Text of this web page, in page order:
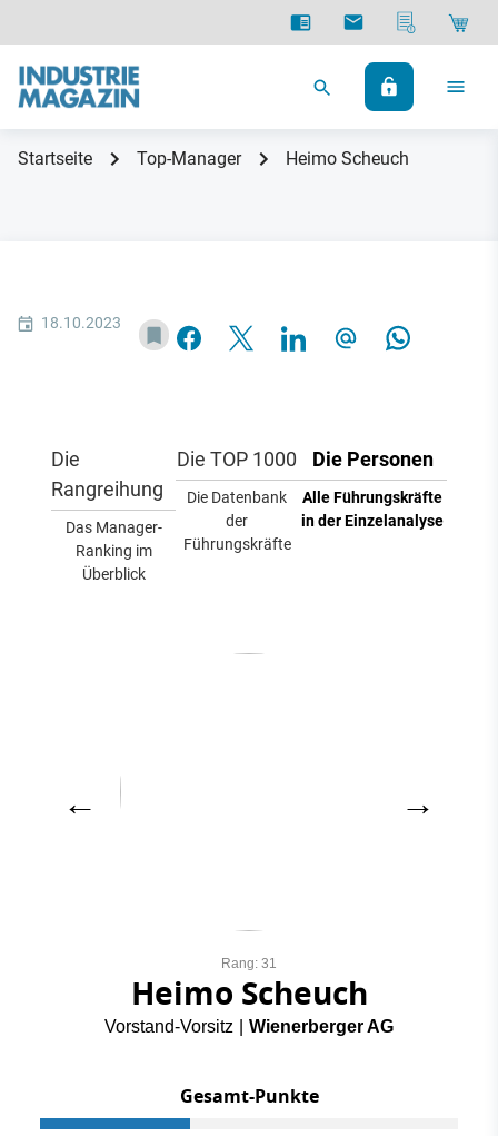
Startseite Top-Manager Heimo Scheuch
18.10.2023
Die
Rangreihung
Das Manager-
Ranking im
Überblick
Die TOP 1000
Die Datenbank
der
Führungskräfte
Die Personen
Alle Führungskräfte
in der Einzelanalyse
← →
Rang: 31
Heimo Scheuch
Vorstand-Vorsitz Wienerberger AG
Gesamt-Punkte